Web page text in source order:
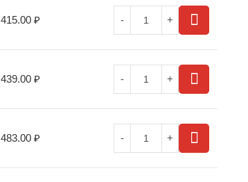
415.00 ₽
439.00 ₽
483.00 ₽